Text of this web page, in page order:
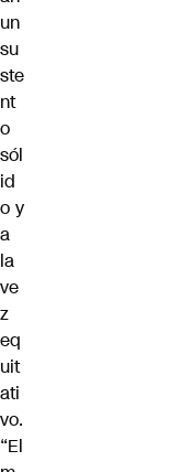
un
su
ste
nt
o
sól
id
o y
a
la
ve
z
eq
uit
ati
vo.
“El